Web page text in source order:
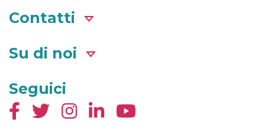
Contatti
Su di noi
Seguici